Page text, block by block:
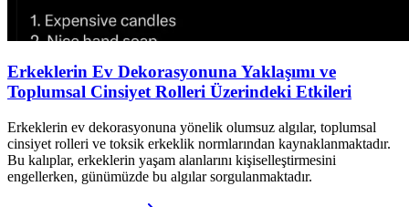
Erkeklerin Ev Dekorasyonuna Yaklaşımı ve
Toplumsal Cinsiyet Rolleri Üzerindeki Etkileri
Erkeklerin ev dekorasyonuna yönelik olumsuz algılar, toplumsal
cinsiyet rolleri ve toksik erkeklik normlarından kaynaklanmaktadır.
Bu kalıplar, erkeklerin yaşam alanlarını kişiselleştirmesini
engellerken, günümüzde bu algılar sorgulanmaktadır.